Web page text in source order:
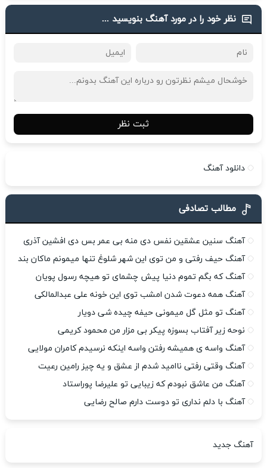
نظر خود را در مورد آهنگ بنویسید ...
ثبت نظر
دانلود آهنگ
مطالب تصادفی
آهنگ سنین عشقین نفس دی منه بی عمر بس دی افشین آذری
آهنگ حیف رفتی و من توی این شهر شلوغ تنها میمونم ماکان بند
آهنگ که بگم تموم دنیا پیش چشمای تو هیچه رسول پویان
آهنگ همه دعوت شدن امشب توی این خونه علی عبدالمالکی
آهنگ تو مثل گل میمونی حیفه چیده شی دویار
نوحه زیر آفتاب بسوزه پیکر بی مزار من محمود کریمی
آهنگ واسه ی همیشه رفتن واسه اینکه نرسیدم کامران مولایی
آهنگ وقتی رفتی ناامید شدم از عشق و یه چیز رامین رعیت
آهنگ من عاشق نبودم که زیبایی تو علیرضا پوراستاد
آهنگ با دلم نداری تو دوست دارم صالح رضایی
آهنگ جدید